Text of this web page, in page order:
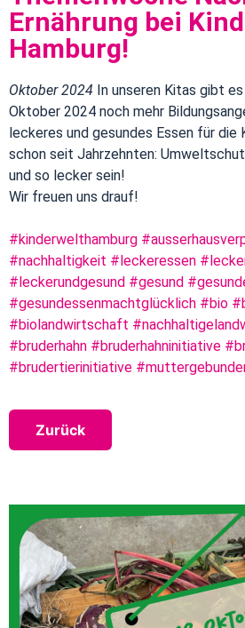
Ernährung bei
Hamburg!
Oktober 2024 In unseren Kitas gibt
Oktober 2024 noch mehr
leckeres und gesundes Essen für die
schon seit Jahrzehnten:
und so lecker sein!
Wir freuen uns drauf!
#kinderwelthamburg
#nachhaltigkeit #leckeressen
#leckerundgesund #gesund
#gesundessenmachtglücklich #bio
#biolandwirtschaft
#bruderhahn #bruderhahninitiative
#brudertierinitiative
Zurück